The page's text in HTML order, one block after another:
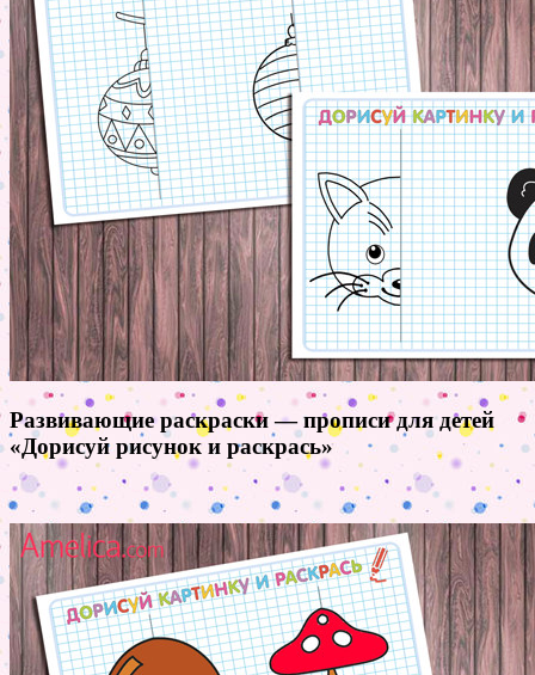
Развивающие раскраски — прописи для детей
«Дорисуй рисунок и раскрась»